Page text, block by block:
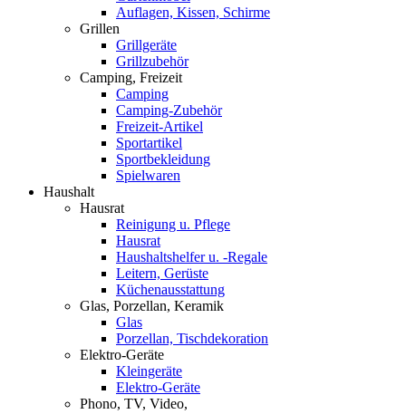
Auflagen, Kissen, Schirme
Grillen
Grillgeräte
Grillzubehör
Camping, Freizeit
Camping
Camping-Zubehör
Freizeit-Artikel
Sportartikel
Sportbekleidung
Spielwaren
Haushalt
Hausrat
Reinigung u. Pflege
Hausrat
Haushaltshelfer u. -Regale
Leitern, Gerüste
Küchenausstattung
Glas, Porzellan, Keramik
Glas
Porzellan, Tischdekoration
Elektro-Geräte
Kleingeräte
Elektro-Geräte
Phono, TV, Video,